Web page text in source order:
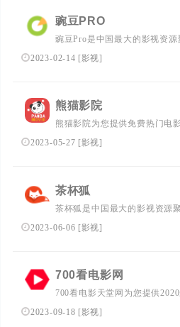
豌豆PRO
豌豆Pro是中国最大的影视资
网优质影视资源，同时支持在
2023-02-14 [影视]
熊猫影院
熊猫影院为您提供免费热门电
看,给您更好的视频观看体验,做
2023-05-27 [影视]
茶杯狐
茶杯狐是中国最大的影视资源
优质影视资源，同时支持在线
2023-06-06 [影视]
700看电影网
700看电影天堂网为您提供
电视剧、高清电影、好看的电
迅雷电影下载，每天更新最新
2023-09-18 [影视]